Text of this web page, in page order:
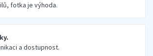
fotka je výhoda.
a dostupnost.